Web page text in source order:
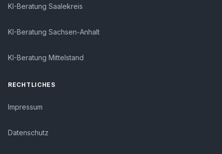
KI-Beratung Saalekreis
KI-Beratung Sachsen-Anhalt
KI-Beratung Mittelstand
RECHTLICHES
Impressum
Datenschutz